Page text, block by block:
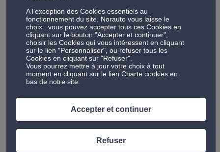
Le Musée Malartre, à Rochetaillée-
sur-Saône près de Lyon (En
Auvergne-Rhônes-Alpes)
Incroyable histoire que celle du Musée Malartre !
Henri Malartre était un démolisseur automobile
détruire certains modèles, et a donc entrepris de les
conserver. Résistant pendant la guerre, il fut arrêté
précieuse collection dans une grange.
A l’exception des Cookies essentiels au
fonctionnement du site, Norauto vous laisse le
choix : vous pouvez accepter tous ces Cookies en
cliquant sur le bouton "Accepter et continuer",
choisir les Cookies qui vous intéressent en cliquant
sur le lien "Personnaliser", ou refuser tous les
Cookies en cliquant sur "Refuser".
Vous pourrez mettre à jour votre choix à tout
moment en cliquant sur le lien Charte cookies en
bas de notre site.
Refuser
Accepter et continuer